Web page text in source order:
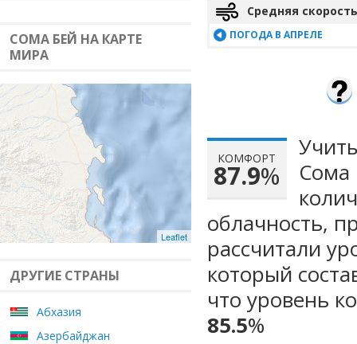
СОМА БЕЙ НА КАРТЕ
МИРА
Leaflet
ДРУГИЕ СТРАНЫ
Абхазия
Азербайджан
Средняя
ПОГОДА В АПРЕЛЕ
КОМФОРТ
87.9%
Сома
облачность,
рассчитали
который
что уровень
85.5%